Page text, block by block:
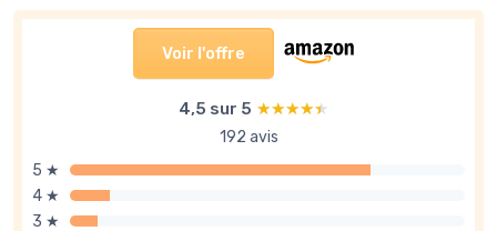
Voir l'offre
4,5 sur 5 ★★★★★
★★★★★
192 avis
5 ★
4 ★
3 ★